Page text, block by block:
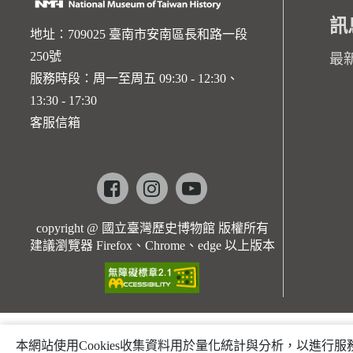
地址：709025 臺南市安南區長和路一段
250號
服務時段：周一至周五 09:30 - 12:30、
13:30 - 17:30
客服信箱
Facebookinstagramyoutube
copyright @ 國立臺灣歷史博物館 版權所有
建議瀏覽器 Firefox、Chrome、edge 以上版本
訊
最
本網站使用Cookies收集資料用於量化統計與分析，以進行